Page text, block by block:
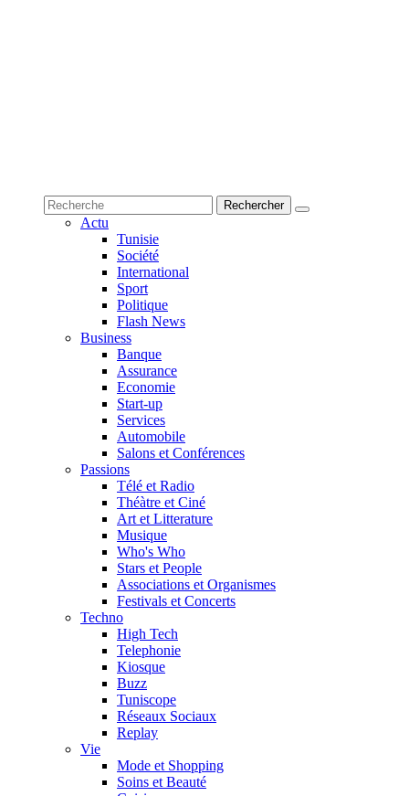
Actu
Tunisie
Société
International
Sport
Politique
Flash News
Business
Banque
Assurance
Economie
Start-up
Services
Automobile
Salons et Conférences
Passions
Télé et Radio
Théàtre et Ciné
Art et Litterature
Musique
Who's Who
Stars et People
Associations et Organismes
Festivals et Concerts
Techno
High Tech
Telephonie
Kiosque
Buzz
Tuniscope
Réseaux Sociaux
Replay
Vie
Mode et Shopping
Soins et Beauté